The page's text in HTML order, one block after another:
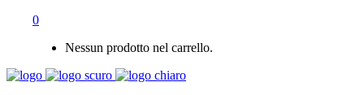
0
Nessun prodotto nel carrello.